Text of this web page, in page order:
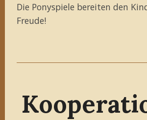
Die Ponyspiele bereiten den
Freude!